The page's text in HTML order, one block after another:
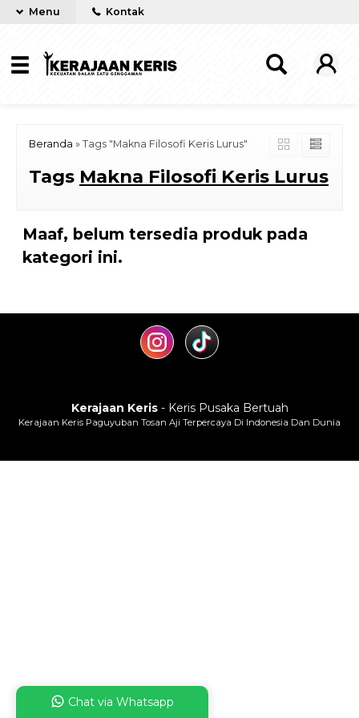
Menu Kontak
Beranda » Tags "Makna Filosofi Keris Lurus"
Tags Makna Filosofi Keris Lurus
Maaf, belum tersedia produk pada
kategori ini.
Kerajaan Keris- Keris Pusaka Bertuah
Kerajaan Keris Paguyuban Tosan Aji Terpercaya Di Indonesia Dan Dunia
Chat via Whatsapp